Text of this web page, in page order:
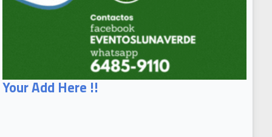
Your Add Here !!